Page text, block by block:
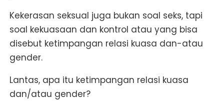
Kekerasan seksual juga bukan soal seks, tapi
soal kekuasaan dan kontrol atau yang bisa
disebut ketimpangan relasi kuasa dan-atau
gender.
Lantas, apa itu ketimpangan relasi kuasa
dan/atau gender?